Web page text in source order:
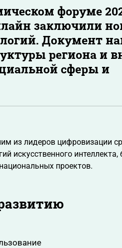
форуме
заключили
Документ
региона и
сферы и
из лидеров цифровизации
искусственного
проектов.